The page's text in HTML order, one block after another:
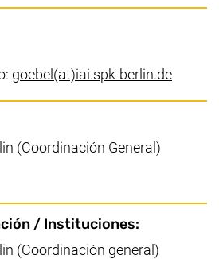
goebel​(at)​iai.spk-berlin.de(abre
(Coordinación General)
/ Instituciones:
(Coordinación general)